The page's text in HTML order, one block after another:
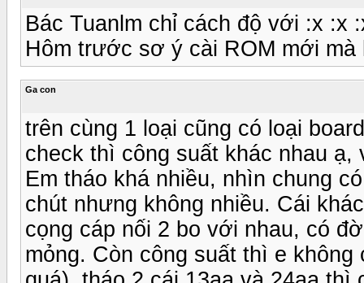
Bác Tuanlm chỉ cách độ với :x :x
Hôm trước sơ ý cài ROM mới mà
Ga con
trên cùng 1 loại cũng có loại
check thì công suất khác nhau ạ,
Em tháo khá nhiều, nhìn chung
chút nhưng không nhiều. Cái
cọng cáp nối 2 bo với nhau, có
mỏng. Còn công suất thì e